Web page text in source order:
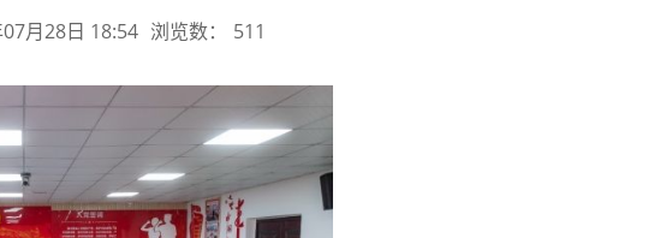
月28日 18:54 浏览数： 511